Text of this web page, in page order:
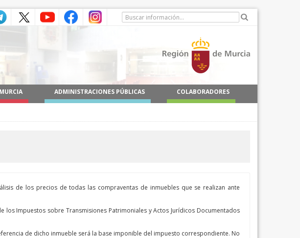
ADMINISTRACIONES PÚBLICAS COLABORADORES
de los precios de todas las compraventas de inmuebles que se realizan ante
Impuestos sobre Transmisiones Patrimoniales y Actos Jurídicos Documentados
de dicho inmueble será la base imponible del impuesto correspondiente. No